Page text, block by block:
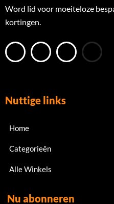
Word lid voor moeiteloze
kortingen.
Nuttige links
Home
Categorieën
Alle Winkels
Nu abonneren